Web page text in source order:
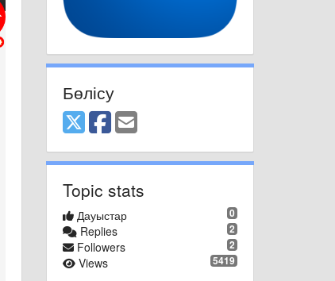
Бөлісу
Topic stats
0
Дауыстар
2
Replies
2
Followers
5419
Views